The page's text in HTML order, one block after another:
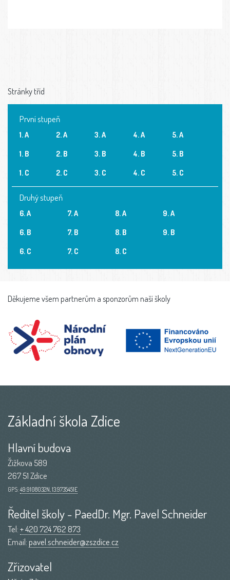
Stránky tříd
První stupeň
1. A
1. B
1. C
2. A
2. B
2. C
3. A
3. B
3. C
4. A
4. B
4. C
5. A
5. B
5. C
Druhý stupeň
6. A
6. B
6. C
7. A
7. B
7. C
8. A
8. B
8. C
9. A
9. B
Děkujeme všem partnerům a sponzorům naší školy
Základní škola Zdice
Hlavní budova
Žižkova 589
267 51 Zdice
GPS: 49.9108032N, 13.9735451E
Ředitel školy - PaedDr. Mgr. Pavel Schneider
Tel:+ 420 724 762 873
Email:pavel.schneider@zszdice.cz
Zřizovatel